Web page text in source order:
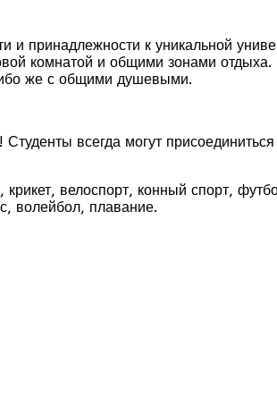
принадлежности к уникальной
комнатой и общими зонами
же с общими душевыми.
всегда могут
велоспорт, конный спорт,
волейбол, плавание.